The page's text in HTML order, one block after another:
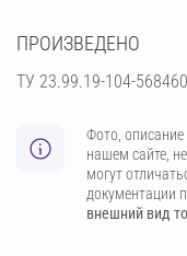
ПРОИЗВЕДЕНО
ТУ 23.99.19-104-
Фото, описание
нашем сайте,
могут
документации
внешний вид